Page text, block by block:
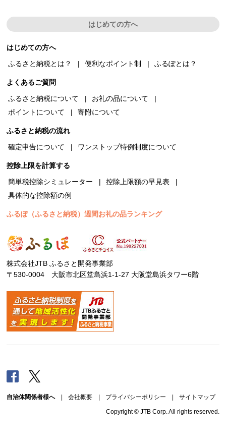
はじめての方へ
はじめての方へ
ふるさと納税とは？
便利なポイント制 ふるぽとは？
よくあるご質問
ふるさと納税について
お礼の品について
ポイントについて
寄附について
ふるさと納税の流れ
確定申告について
ワンストップ特例制度について
控除上限を計算する
簡単税控除シミュレーター
控除上限額の早見表
具体的な控除額の例
ふるぽ（ふるさと納税）週間お礼の品ランキング
株式会社JTB ふるさと開発事業部
〒530-0004 大阪市北区堂島浜1-1-27 大阪堂島浜タワー6階
Facebook
自治体関係者様へ| 会社概要 | プライバシーポリシー | サイトマップ
Copyright © JTB Corp. All rights reserved.